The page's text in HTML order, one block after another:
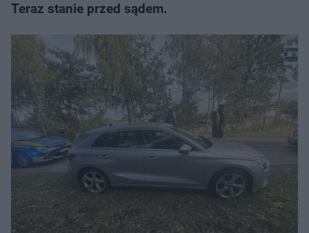
Teraz stanie przed sądem.